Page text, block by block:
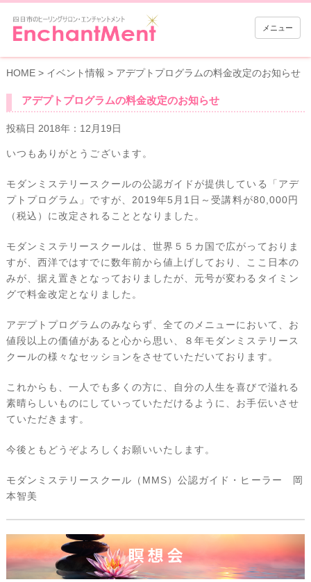
メニュー
HOME> イベント情報 > アデプトプログラムの料金改定のお知らせ
アデプトプログラムの料金改定のお知らせ
投稿日 2018年：12月19日
いつもありがとうございます。
モダンミステリースクールの公認ガイドが提供している「アデ
プトプログラム」ですが、2019年5月1日～受講料が80,000円
（税込）に改定されることとなりました。
モダンミステリースクールは、世界５５カ国で広がっておりま
すが、西洋ではすでに数年前から値上げしており、ここ日本の
みが、据え置きとなっておりましたが、元号が変わるタイミン
グで料金改定となりました。
アデプトプログラムのみならず、全てのメニューにおいて、お
値段以上の価値があると心から思い、８年モダンミステリース
クールの様々なセッションをさせていただいております。
これからも、一人でも多くの方に、自分の人生を喜びで溢れる
素晴らしいものにしていっていただけるように、お手伝いさせ
ていただきます。
今後ともどうぞよろしくお願いいたします。
モダンミステリースクール（MMS）公認ガイド・ヒーラー 岡
本智美